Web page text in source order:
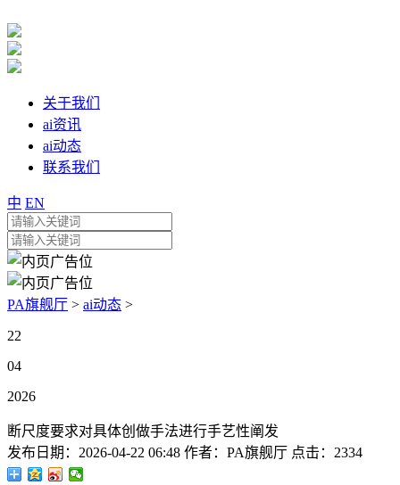
关于我们
ai资讯
ai动态
联系我们
中 EN
PA旗舰厅 > ai动态 >
22
04
2026
断尺度要求对具体创做手法进行手艺性阐发
发布日期： 2026-04-22 06:48 作者： PA旗舰厅 点击： 2334